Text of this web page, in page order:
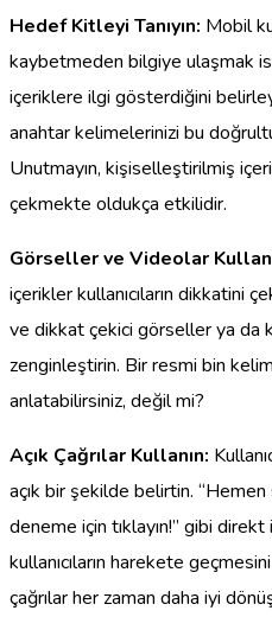
Hedef Kitleyi Tanıyın: Mobil
kaybetmeden bilgiye ulaşmak
içeriklere ilgi gösterdiğini
anahtar kelimelerinizi bu
Unutmayın, kişiselleştirilmiş
çekmekte oldukça etkilidir.
Görseller ve Videolar
içerikler kullanıcıların dikkatini
ve dikkat çekici görseller ya da
zenginleştirin. Bir resmi bin
anlatabilirsiniz, değil mi?
Açık Çağrılar Kullanın:
açık bir şekilde belirtin. “Hemen
deneme için tıklayın!” gibi direkt
kullanıcıların harekete
çağrılar her zaman daha iyi